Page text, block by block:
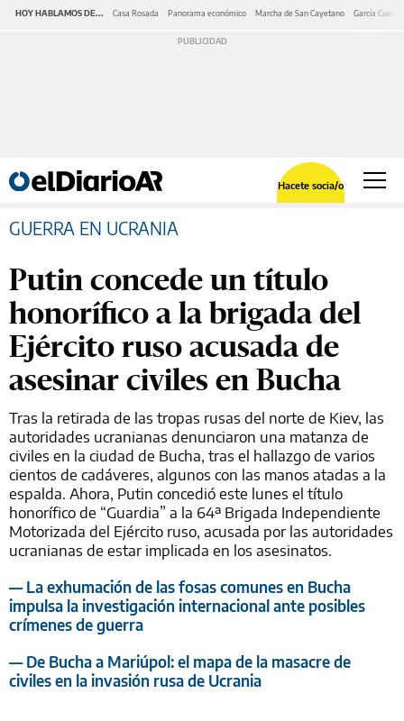
HOY HABLAMOS DE... Casa Rosada Panorama económico Marcha de San Cayetano García Cuerva
Hacete socia/o
GUERRA EN UCRANIA
Putin concede un título
honorífico a la brigada del
Ejército ruso acusada de
asesinar civiles en Bucha
Tras la retirada de las tropas rusas del norte de Kiev, las
autoridades ucranianas denunciaron una matanza de
civiles en la ciudad de Bucha, tras el hallazgo de varios
cientos de cadáveres, algunos con las manos atadas a la
espalda. Ahora, Putin concedió este lunes el título
honorífico de “Guardia” a la 64ª Brigada Independiente
Motorizada del Ejército ruso, acusada por las autoridades
ucranianas de estar implicada en los asesinatos.
— La exhumación de las fosas comunes en Bucha
impulsa la investigación internacional ante posibles
crímenes de guerra
— De Bucha a Mariúpol: el mapa de la masacre de
civiles en la invasión rusa de Ucrania